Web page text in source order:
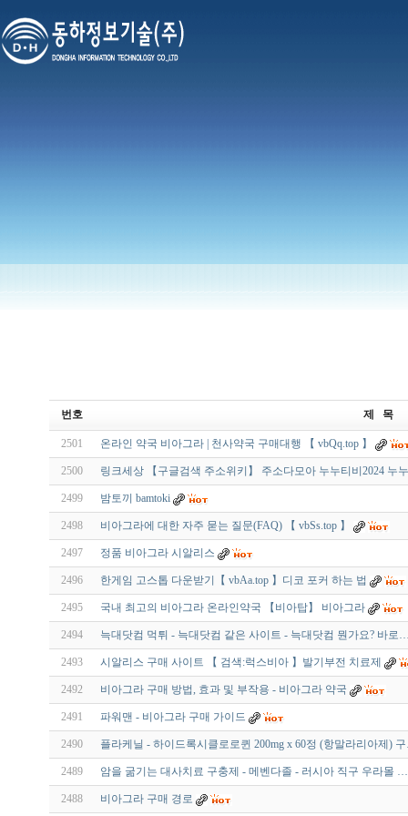
번호 제 목
2501 온라인 약국 비아그라 | 천사약국 구매대행 【 vbQq.top 】
2500 링크세상 【구글검색 주소위키】 주소다모아 누누티비2024 누
2499 밤토끼 bamtoki
2498 비아그라에 대한 자주 묻는 질문(FAQ) 【 vbSs.top 】
2497 정품 비아그라 시알리스
2496 한게임 고스톱 다운받기【 vbAa.top 】디코 포커 하는 법
2495 국내 최고의 비아그라 온라인약국 【비아탑】 비아그라
2494 늑대닷컴 먹튀 - 늑대닷컴 같은 사이트 - 늑대닷컴 뭔가요? 바로
2493 시­알리스 구매 사이트 【 검색:럭스비아 】발기부전 치료제
2492 비아그라 구매 방법, 효과 및 부작용 - 비아그라 약국
2491 파워맨 - 비아그라 구매 가이드
2490 플라케닐 - 하이드록시클로로퀸 200mg x 60정 (항말라리아제)
2489 암을 굶기는 대사치료 구충제 - 메벤다졸 - 러시아 직구 우라몰 …
2488 비아그라 구매 경로